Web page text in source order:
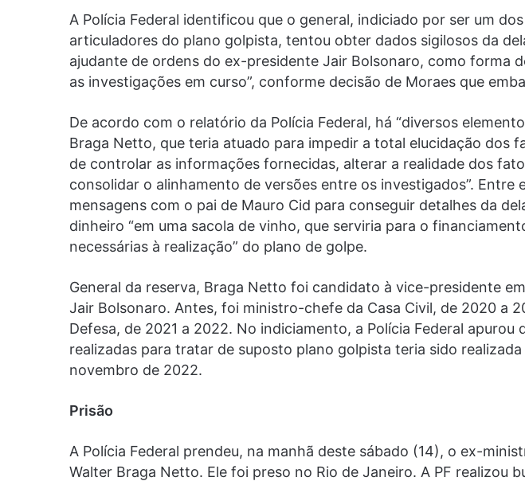
A Polícia Federal identificou que o general, indiciado por ser um
articuladores do plano golpista, tentou obter dados sigilosos da
ajudante de ordens do ex-presidente Jair Bolsonaro, como forma
as investigações em curso”, conforme decisão de Moraes que
De acordo com o relatório da Polícia Federal, há “diversos
Braga Netto, que teria atuado para impedir a total elucidação dos
de controlar as informações fornecidas, alterar a realidade dos
consolidar o alinhamento de versões entre os investigados”. Entre
mensagens com o pai de Mauro Cid para conseguir detalhes da
dinheiro “em uma sacola de vinho, que serviria para o
necessárias à realização” do plano de golpe.
General da reserva, Braga Netto foi candidato à vice-presidente
Jair Bolsonaro. Antes, foi ministro-chefe da Casa Civil, de 2020 a
Defesa, de 2021 a 2022. No indiciamento, a Polícia Federal apurou
realizadas para tratar de suposto plano golpista teria sido
novembro de 2022.
Prisão
A Polícia Federal prendeu, na manhã deste sábado (14), o ex-
Walter Braga Netto. Ele foi preso no Rio de Janeiro. A PF realizou